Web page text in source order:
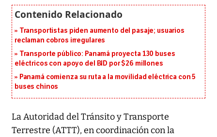
Transportistas piden aumento del pasaje; usuarios
reclaman cobros irregulares
Transporte público: Panamá proyecta 130 buses
eléctricos con apoyo del BID por $26 millones
Panamá comienza su ruta a la movilidad eléctrica con 5
buses chinos
La Autoridad del Tránsito y Transporte
Terrestre (ATTT), en coordinación con la